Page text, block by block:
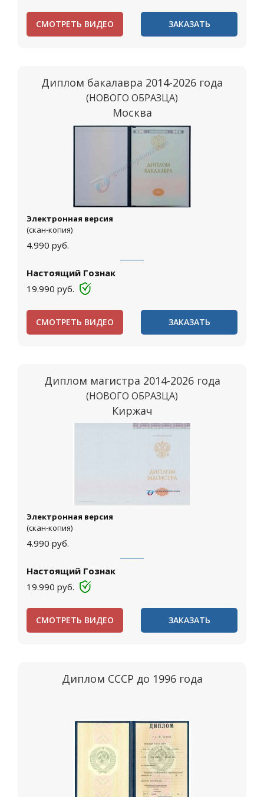
СМОТРЕТЬ ВИДЕО ЗАКАЗАТЬ
Диплом бакалавра 2014-2026 года
(НОВОГО ОБРАЗЦА)
Москва
Электронная версия
(скан-копия)
4.990 руб.
Настоящий Гознак
19.990 руб.
СМОТРЕТЬ ВИДЕО ЗАКАЗАТЬ
Диплом магистра 2014-2026 года
(НОВОГО ОБРАЗЦА)
Киржач
Электронная версия
(скан-копия)
4.990 руб.
Настоящий Гознак
19.990 руб.
СМОТРЕТЬ ВИДЕО ЗАКАЗАТЬ
Диплом СССР до 1996 года